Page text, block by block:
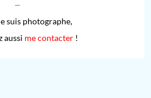
⏤
suis photographe,
aussi me contacter!